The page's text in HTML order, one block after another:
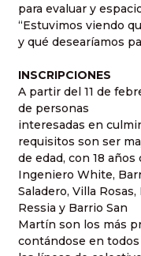
para evaluar y
“Estuvimos viendo
y qué desearíamos
INSCRIPCIONES
A partir del 11 de
de personas
interesadas en
requisitos son ser
de edad, con 18
Ingeniero White,
Saladero, Villa
Ressia y Barrio San
Martín son los más
contándose en